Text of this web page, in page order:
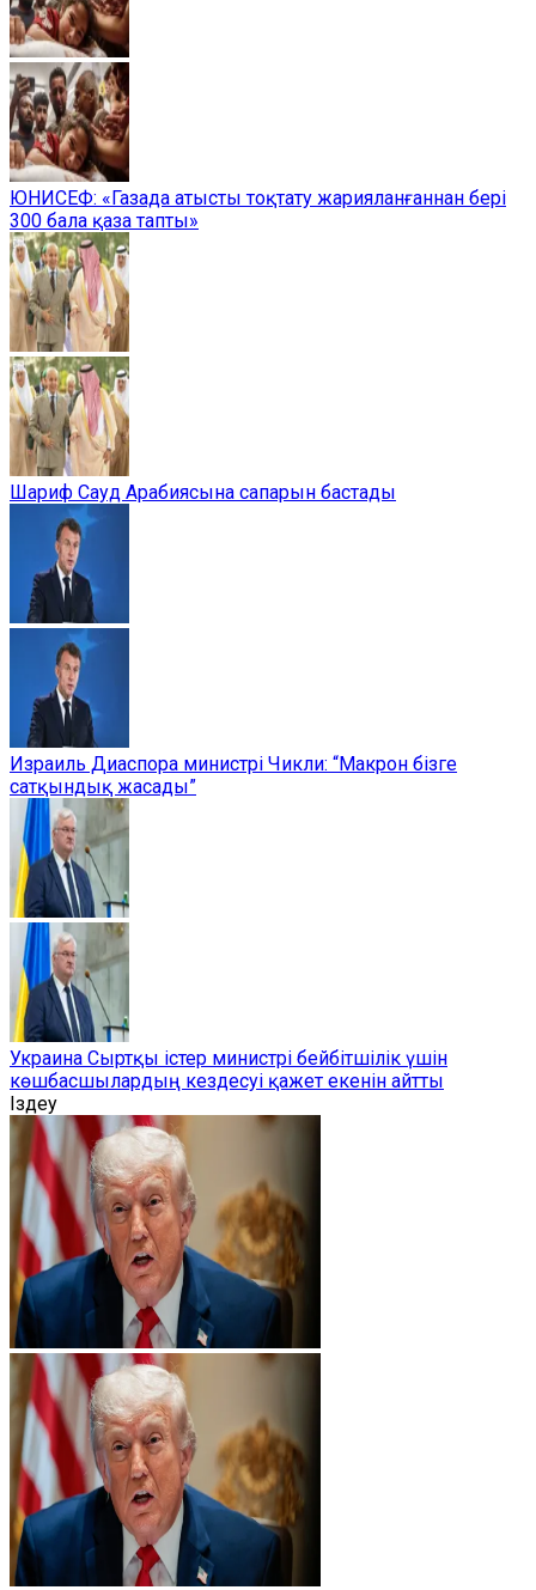
ЮНИСЕФ: «Газада атысты тоқтату жарияланғаннан бері
300 бала қаза тапты»
Шариф Сауд Арабиясына сапарын бастады
Израиль Диаспора министрі Чикли: “Макрон бізге
сатқындық жасады”
Украина Сыртқы істер министрі бейбітшілік үшін
көшбасшылардың кездесуі қажет екенін айтты
Іздеу